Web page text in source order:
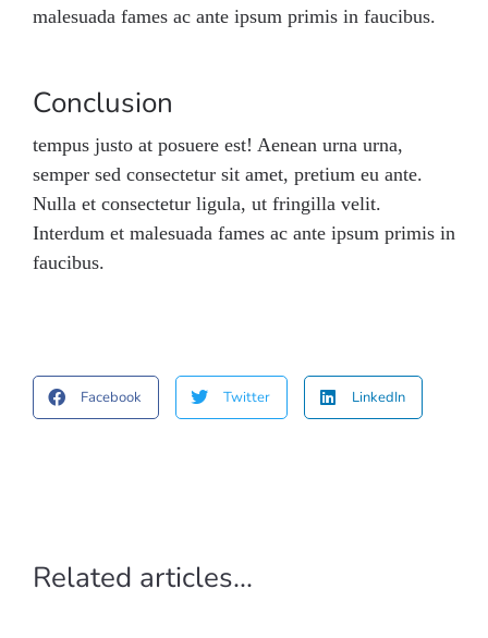
malesuada fames ac ante ipsum primis in faucibus.
Conclusion
tempus justo at posuere est! Aenean urna urna,
semper sed consectetur sit amet, pretium eu ante.
Nulla et consectetur ligula, ut fringilla velit.
Interdum et malesuada fames ac ante ipsum primis in
faucibus.
Facebook Twitter LinkedIn
Related articles...